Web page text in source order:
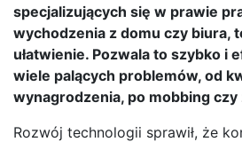
specjalizujących się w prawie
wychodzenia z domu czy biura,
ułatwienie. Pozwala to szybko i
wiele palących problemów, od
wynagrodzenia, po mobbing czy
Rozwój technologii sprawił, że